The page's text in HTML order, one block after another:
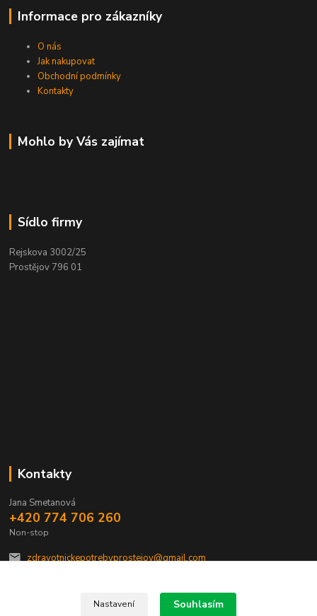
Informace pro zákazníky
O nás
Jak nakupovat
Obchodní podmínky
Kontakty
Mohlo by Vás zajímat
Sídlo firmy
Rejskova 3002/25
Prostějov 796 01
Kontakty
Jana Smetanová
+420 774 706 260
Non-stop
zdravotnickepotrebyprostejov@gmail.com
Nastavení Souhlasím